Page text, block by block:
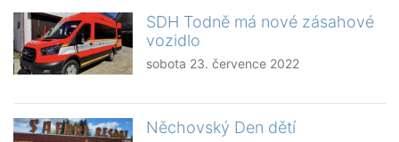
SDH Todně má nové zásahové
vozidlo
sobota 23. července 2022
Něchovský Den dětí